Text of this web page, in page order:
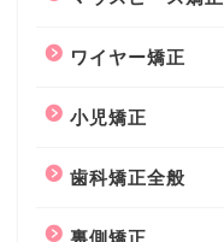
ワイヤー矯正
小児矯正
歯科矯正全般